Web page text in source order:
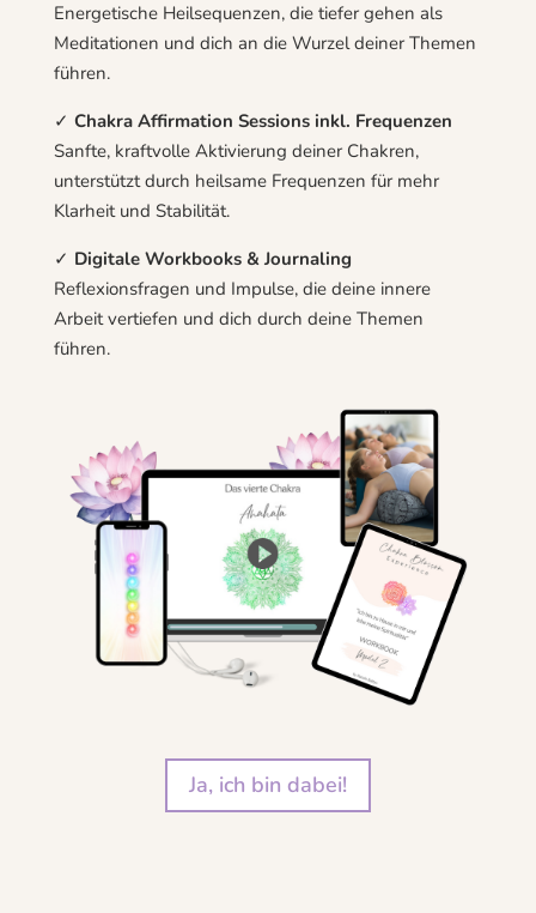
Energetische Heilsequenzen, die tiefer gehen als
Meditationen und dich an die Wurzel deiner Themen
führen.
✓ Chakra Affirmation Sessions inkl. Frequenzen
Sanfte, kraftvolle Aktivierung deiner Chakren,
unterstützt durch heilsame Frequenzen für mehr
Klarheit und Stabilität.
✓ Digitale Workbooks & Journaling
Reflexionsfragen und Impulse, die deine innere
Arbeit vertiefen und dich durch deine Themen
führen.
Ja, ich bin dabei!